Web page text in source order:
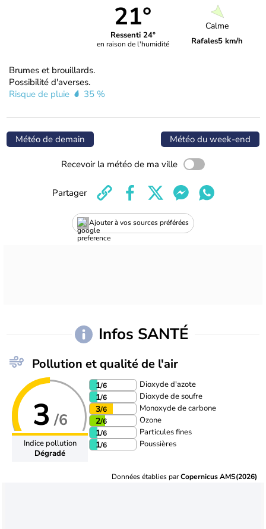
21°
Ressenti 24°
en raison de l'humidité
Calme
Rafales5 km/h
Brumes et brouillards.
Possibilité d'averses.
Risque de pluie
35 %
Météo de demain Météo du week-end
Recevoir la météo de ma ville
Ajouter à vos sources préférées
Partager
Infos SANTÉ
Pollution et qualité de l'air
3 /6
Indice pollution
Dégradé
1/6 Dioxyde d'azote
1/6 Dioxyde de soufre
3/6 Monoxyde de carbone
2/6 Ozone
1/6 Particules fines
1/6 Poussières
Données établies parCopernicus AMS(2026)